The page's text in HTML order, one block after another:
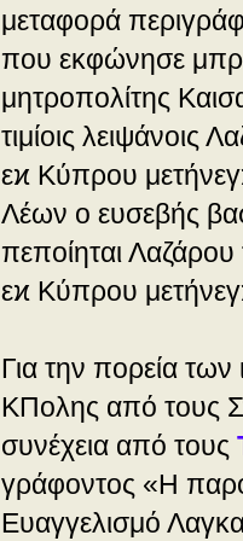
μεταφορά
που εκφώνησε
μητροπολίτης
τιμίοις λειψάνοις
εϰ Κύπρου
Λέων ο ευσεβής
πεποίηται
εϰ Κύπρου
Για την πορεία
ΚΠολης από τους
συνέχεια από τους
γράφοντος «Η
Ευαγγελισμό